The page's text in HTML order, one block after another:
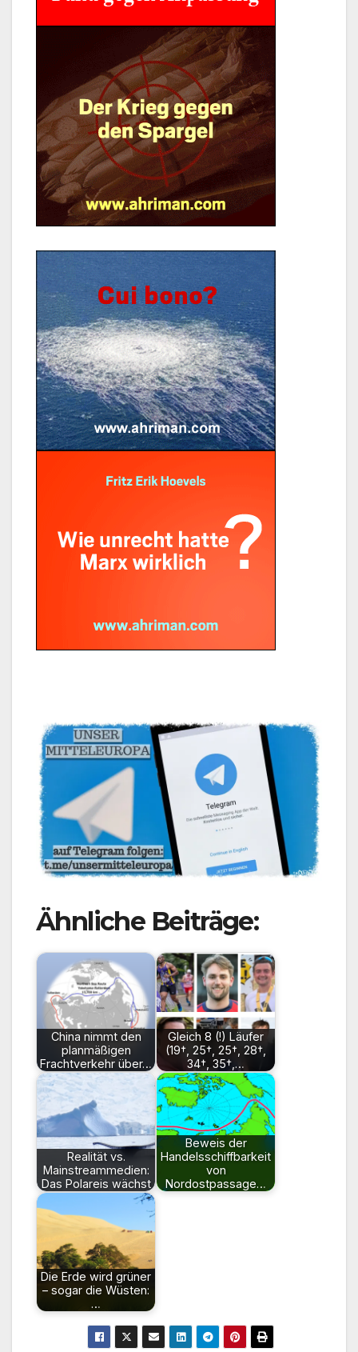
Ähnliche Beiträge:
China nimmt den
planmäßigen
Frachtverkehr über…
Gleich 8 (!) Läufer
(19†, 25†, 25†, 28†,
34†, 35†,…
Realität vs.
Mainstreammedien:
Das Polareis wächst
Beweis der
Handelsschiffbarkeit
von
Nordostpassage…
Die Erde wird grüner
– sogar die Wüsten:
…